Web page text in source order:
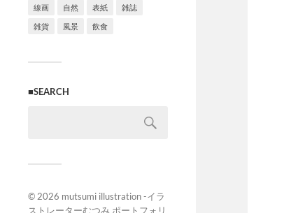
線画 自然 表紙 雑誌
雑貨 風景 飲食
■SEARCH
© 2026 mutsumi illustration -イラ
ストレーターむつみ ポートフォリ